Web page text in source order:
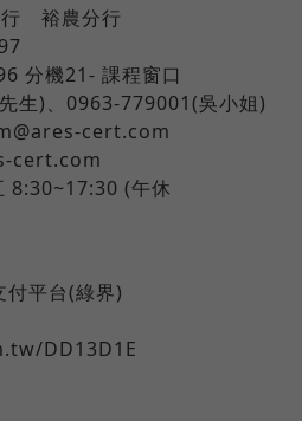
行 裕農分行
分機21- 課程窗口
)、0963-779001(吳小姐)
cert.com
cert.com
8:30~17:30 (午休
平台(綠界)
DD13D1E